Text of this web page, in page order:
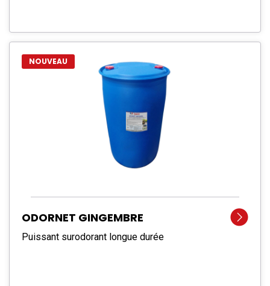
NOUVEAU
ODORNET GINGEMBRE
Puissant surodorant longue durée